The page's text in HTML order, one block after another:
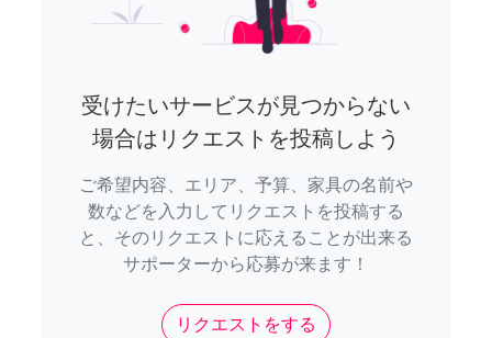
受けたいサービスが見つからない
場合はリクエストを投稿しよう
ご希望内容、エリア、予算、家具の名前や
数などを入力してリクエストを投稿する
と、そのリクエストに応えることが出来る
サポーターから応募が来ます！
リクエストをする